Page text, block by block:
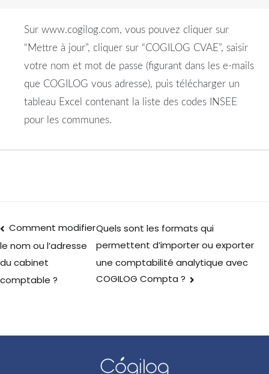
Sur www.cogilog.com, vous pouvez cliquer sur
“Mettre à jour”, cliquer sur “COGILOG CVAE”, saisir
votre nom et mot de passe (figurant dans les e-mails
que COGILOG vous adresse), puis télécharger un
tableau Excel contenant la liste des codes INSEE
pour les communes.
Comment modifier
le nom ou l’adresse
du cabinet
comptable ?
Quels sont les formats qui
permettent d’importer ou exporter
une comptabilité analytique avec
COGILOG Compta ?